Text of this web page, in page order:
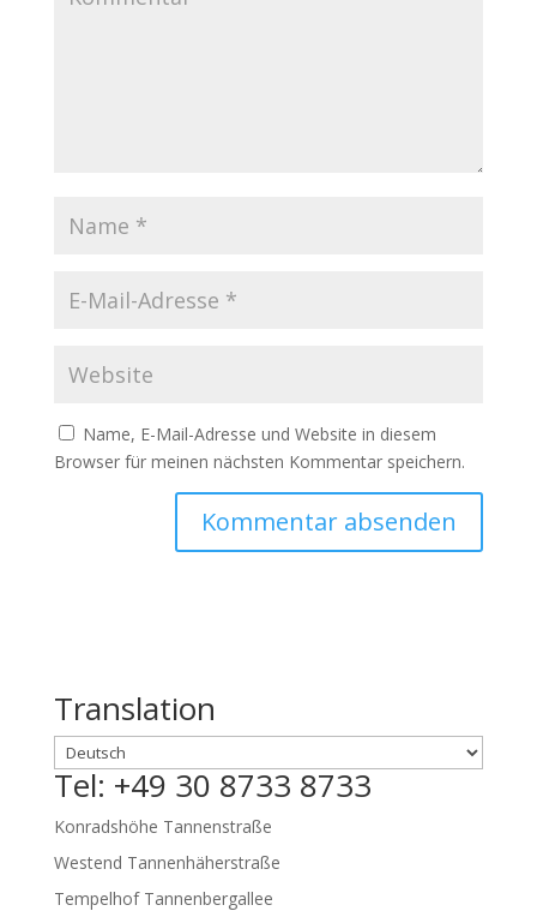
Name, E-Mail-Adresse und Website in diesem
Browser für meinen nächsten Kommentar speichern.
Translation
Tel: +49 30 8733 8733
Konradshöhe Tannenstraße
Westend Tannenhäherstraße
Tempelhof Tannenbergallee